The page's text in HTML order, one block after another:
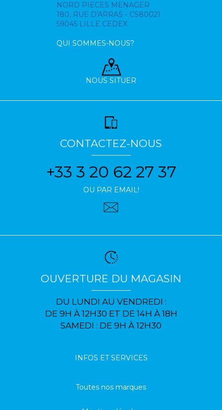
NORD PIECES MENAGER
180, RUE D'ARRAS - CS80021
59045 LILLE CEDEX
QUI SOMMES-NOUS?
NOUS SITUER
CONTACTEZ-NOUS
+33 3 20 62 27 37
OU PAR EMAIL!
OUVERTURE DU MAGASIN
DU LUNDI AU VENDREDI :
DE 9H À 12H30 ET DE 14H À 18H
SAMEDI : DE 9H À 12H30
INFOS ET SERVICES
Toutes nos marques